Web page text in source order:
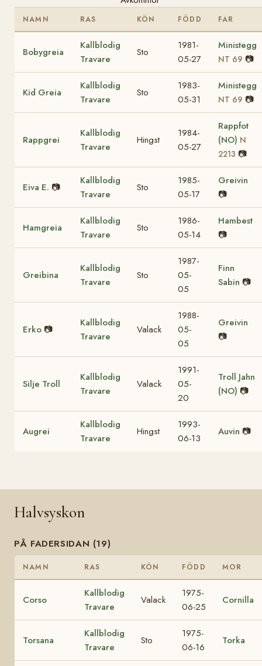
NAMN RAS KÖN FÖDD FAR
Bobygreia
Kallblodig
Travare
Sto
1981-
05-27
Ministegg
NT 69 📷
Kid Greia
Kallblodig
Travare
Sto
1983-
05-31
Ministegg
NT 69 📷
Rappgrei
Kallblodig
Travare
Hingst
1984-
05-27
Rappfot
(NO) N
2213 📷
Eiva E. 📷
Kallblodig
Travare
Sto
1985-
05-17
Greivin
📷
Hamgreia
Kallblodig
Travare
Sto
1986-
05-14
Hambest
📷
Greibina
Kallblodig
Travare
Sto
1987-
05-
05
Finn
Sabin 📷
Erko 📷
Kallblodig
Travare
Valack
1988-
05-
05
Greivin
📷
Silje Troll
Kallblodig
Travare
Valack
1991-
05-
20
Troll Jahn
(NO) 📷
Augrei
Kallblodig
Travare
Hingst
1993-
06-13
Auvin 📷
Halvsyskon
PÅ FADERSIDAN (19)
NAMN RAS KÖN FÖDD MOR
Corso
Kallblodig
Travare
Valack
1975-
06-25
Cornilla
Torsana
Kallblodig
Travare
Sto
1975-
06-16
Torka